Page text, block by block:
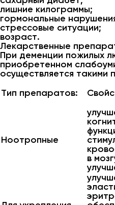
лишние килограммы;
гормональные
стрессовые ситуации;
возраст.
Лекарственные
При деменции пожилых
приобретенном
осуществляется такими
Тип препаратов:
Ноотропные
в